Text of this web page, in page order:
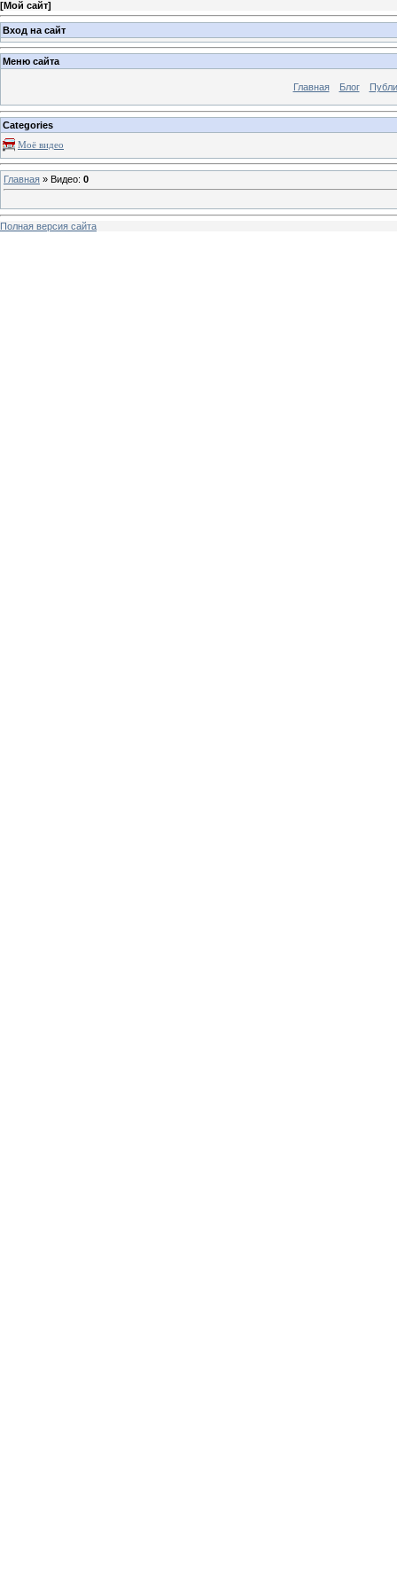
[Мой сайт]
Вход на сайт
Меню сайта
Главная Блог
Categories
Моё видео
Главная » Видео: 0
Полная версия сайта